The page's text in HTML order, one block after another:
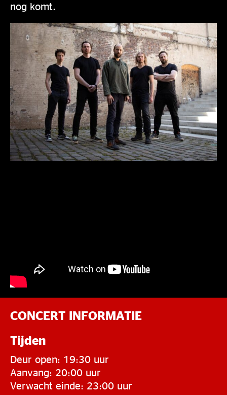
nog komt.
CONCERT INFORMATIE
Tijden
Deur open: 19:30 uur
Aanvang: 20:00 uur
Verwacht einde: 23:00 uur